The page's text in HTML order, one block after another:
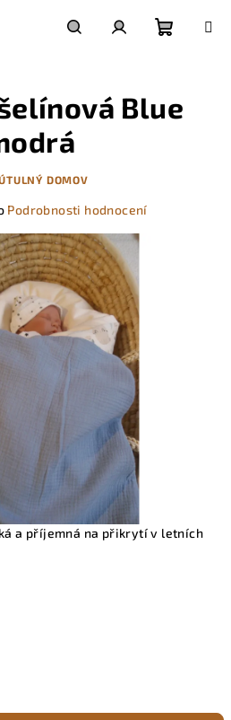
košík
a příjemná na přikrytí v letních
Blue
DOMOV
Podrobnosti hodnocení